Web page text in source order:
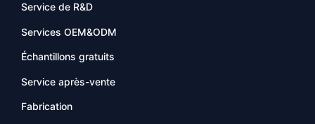
Service de R&D
Services OEM&ODM
Échantillons gratuits
Service après-vente
Fabrication